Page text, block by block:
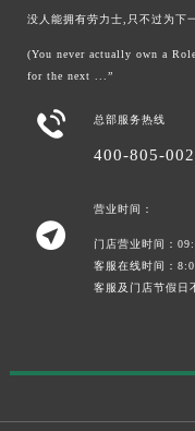
没人能拥有劳力士,只不过为下
(You never actually own a
for the next ...”
 总部服务热线
400-805-

营业时间：
门店营业时间：
客服在线时间：
客服及门店节假日